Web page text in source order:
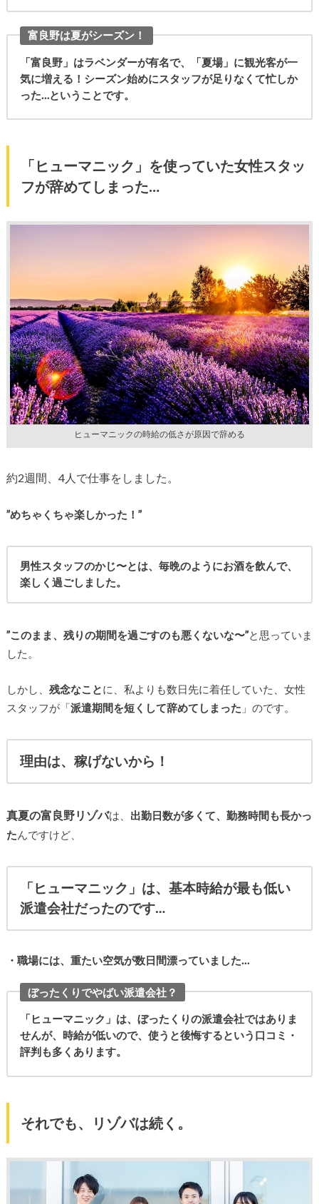
富良野は夏がシーズン！
「富良野」はラベンダーが有名で、「夏場」に観光客が一
気に増える！シーズン始めにスタッフが足りなくて忙しか
った…ということです。
「ヒューマニック」を使っていた女性スタッ
フが辞めてしまった…
ヒューマニックの時給の低さが原因で辞める
約2週間、4人で仕事をしました。
”めちゃくちゃ楽しかった！”
男性スタッフのかじ〜とは、毎晩のようにお酒を飲んで、
楽しく過ごしました。
”このまま、残りの期間を過ごすのも悪くないな〜”と思っていま
した。
しかし、 残念なことに、私よりも数日先に着任していた、女性
スタッフが「派遣期間を短くして辞めてしまった 」のです。
理由は、稼げないから！
真夏の富良野リゾバは、 出勤日数が多くて、勤務時間も長かっ
たんですけど、
「ヒューマニック」は、基本時給が最も低い
派遣会社だったのです…
・職場には、重たい空気が数日間漂っていました…
ぼったくりでやばい派遣会社？
「ヒューマニック」は、ぼったくりの派遣会社ではありま
せんが、時給が低いので、使うと後悔するという口コミ・
評判も多くあります。
それでも、リゾバは続く。